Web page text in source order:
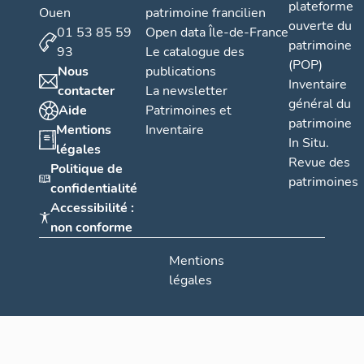
Ouen
01 53 85 59
93
Nous
contacter
Aide
Mentions
légales
Politique de
confidentialité
Accessibilité :
non conforme
patrimoine francilien
Open data Île-de-France
Le catalogue des
publications
La newsletter
Patrimoines et
Inventaire
plateforme
ouverte du
patrimoine
(POP)
Inventaire
général du
patrimoine
In Situ.
Revue des
patrimoines
Mentions
légales